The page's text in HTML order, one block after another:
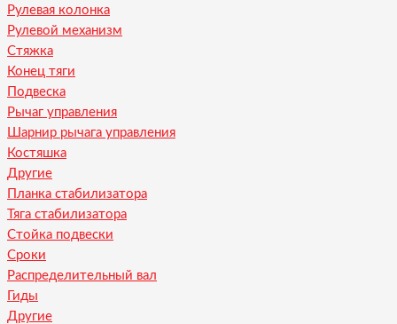
Рулевая колонка
Рулевой механизм
Стяжка
Конец тяги
Подвеска
Рычаг управления
Шарнир рычага управления
Костяшка
Другие
Планка стабилизатора
Тяга стабилизатора
Стойка подвески
Сроки
Распределительный вал
Гиды
Другие